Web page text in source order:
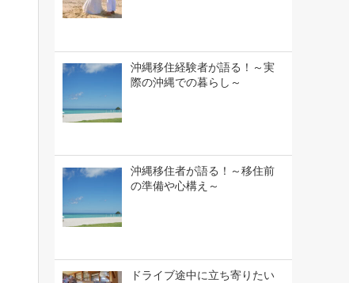
沖縄移住経験者が語る！～実
際の沖縄での暮らし～
沖縄移住者が語る！～移住前
の準備や心構え～
ドライブ途中に立ち寄りたい